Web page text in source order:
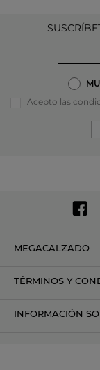
Acepto las
MEGACALZADO
TÉRMINOS Y
INFORMACIÓN